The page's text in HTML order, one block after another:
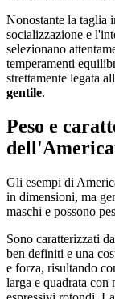
Nonostante la taglia
socializzazione e
selezionano
temperamenti
strettamente legata
gentile.
Peso e
Gli esempi di
in dimensioni, ma
maschi e possono
Sono caratterizzati
ben definiti e una
e forza, risultando
larga e quadrata con